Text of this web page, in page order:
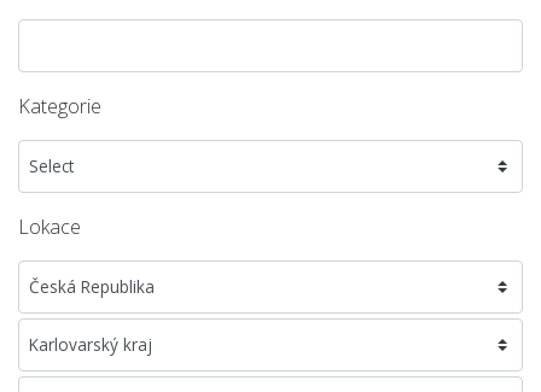
Kategorie
Lokace